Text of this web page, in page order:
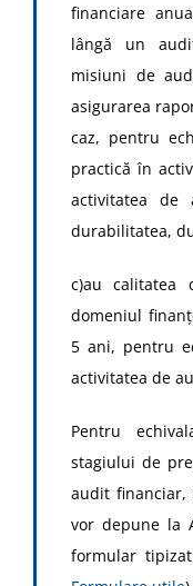
financiare
lângă un
misiuni de
asigurarea
caz, pentru
practică în
activitatea de
durabilitatea,
c)au calitatea
domeniul
5 ani, pentru
activitatea de
Pentru
stagiului de
audit financiar,
vor depune la
formular